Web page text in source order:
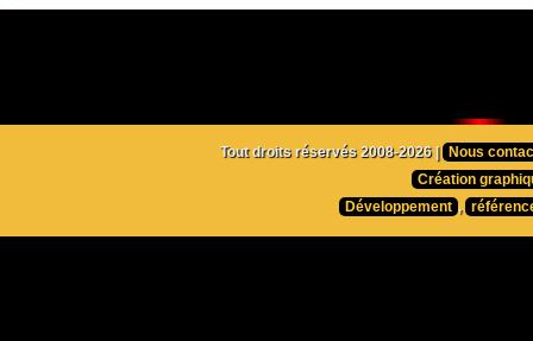
Tout droits réservés 2008-2026 |
Nous
Création
Développement ,